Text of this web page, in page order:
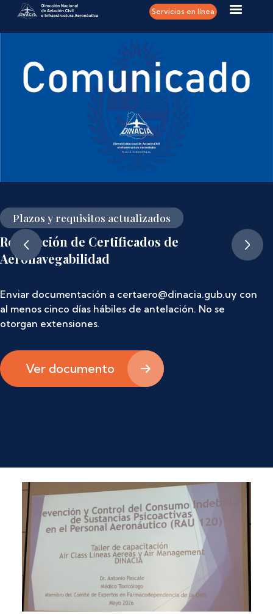
Pasar al contenido principal Servicios en línea
Plazos y requisitos actualizados
Renovación de Certificados de
Aeronavegabilidad
Enviar documentación a certaero@dinacia.gub.uy con
al menos cinco días hábiles de antelación. No se
otorgan extensiones.
Ver documento